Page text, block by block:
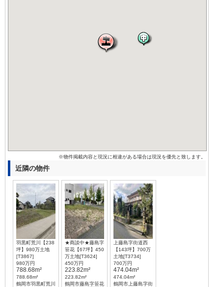
※物件掲載内容と現況に相違がある場合は現況を優先と致します。
近隣の物件
羽黒町荒川【238
坪】980万土地
[T3867]
980万円
788.68m²
788.68m²
鶴岡市羽黒町荒川
★商談中★藤島字
笹花【67坪】450
万土地[T3624]
450万円
223.82m²
223.82m²
鶴岡市藤島字笹花
上藤島字街道西
【143坪】700万
土地[T3734]
700万円
474.04m²
474.04m²
鶴岡市上藤島字街